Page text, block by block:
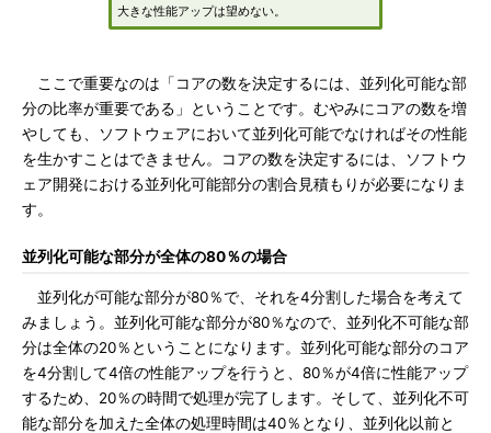
大きな性能アップは望めない。
ここで重要なのは「コアの数を決定するには、並列化可能な部
分の比率が重要である」ということです。むやみにコアの数を増
やしても、ソフトウェアにおいて並列化可能でなければその性能
を生かすことはできません。コアの数を決定するには、ソフトウ
ェア開発における並列化可能部分の割合見積もりが必要になりま
す。
並列化可能な部分が全体の80％の場合
並列化が可能な部分が80％で、それを4分割した場合を考えて
みましょう。並列化可能な部分が80％なので、並列化不可能な部
分は全体の20％ということになります。並列化可能な部分のコア
を4分割して4倍の性能アップを行うと、80％が4倍に性能アップ
するため、20％の時間で処理が完了します。そして、並列化不可
能な部分を加えた全体の処理時間は40％となり、並列化以前と